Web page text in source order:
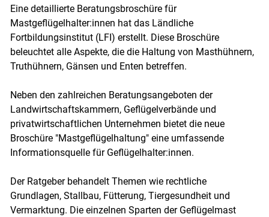
Eine detaillierte Beratungsbroschüre für
Mastgeflügelhalter:innen hat das Ländliche
Fortbildungsinstitut (LFI) erstellt. Diese Broschüre
beleuchtet alle Aspekte, die die Haltung von Masthühnern,
Truthühnern, Gänsen und Enten betreffen.
Neben den zahlreichen Beratungsangeboten der
Landwirtschaftskammern, Geflügelverbände und
privatwirtschaftlichen Unternehmen bietet die neue
Broschüre "Mastgeflügelhaltung" eine umfassende
Informationsquelle für Geflügelhalter:innen.
Der Ratgeber behandelt Themen wie rechtliche
Grundlagen, Stallbau, Fütterung, Tiergesundheit und
Vermarktung. Die einzelnen Sparten der Geflügelmast